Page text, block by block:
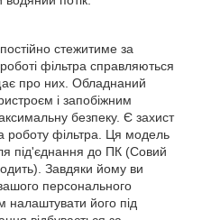
стежитиме за
фільтра справляються
про них. Обладнаний
і запобіжним
безпеку. Є захист
роботу фільтра. Ця модель
під'єднання до ПК (Совий
Завдяки йому ви
персонального
його під